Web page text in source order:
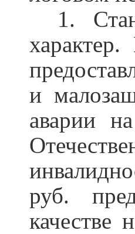
1.
и
аварии
руб.
качестве